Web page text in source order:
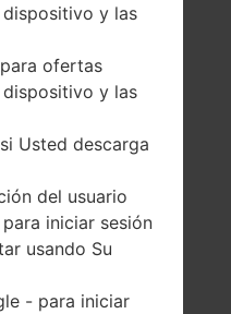
Retirable Li-Ion
2000 mAh
Septiembre, 2015
y las
ofertas
y las
Usted descarga
del usuario
iniciar sesión
usando Su
- para iniciar